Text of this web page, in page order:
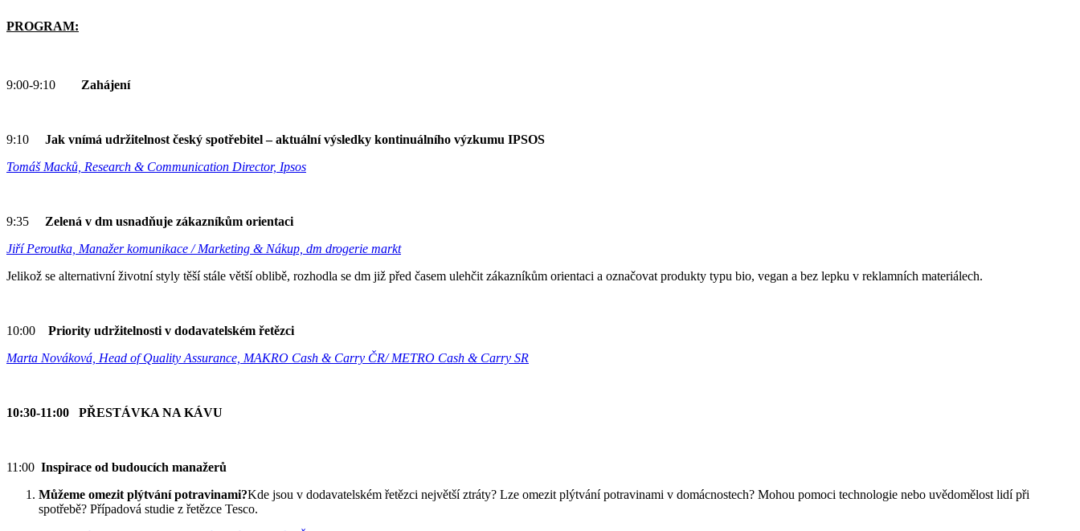
PROGRAM:
9:00-9:10 Zahájení
9:10 Jak vnímá udržitelnost český spotřebitel – aktuální výsledky kontinuálního výzkumu IPSOS
Tomáš Macků, Research & Communication Director, Ipsos
9:35 Zelená v dm usnadňuje zákazníkům orientaci
Jiří Peroutka, Manažer komunikace / Marketing & Nákup, dm drogerie markt
Jelikož se alternativní životní styly těší stále větší oblibě, rozhodla se dm již před časem ulehčit zákazníkům orientaci a označovat produkty typu bio, vegan a bez lepku v reklamních materiálech.
10:00
Priority udržitelnosti v dodavatelském řetězci
Marta Nováková, Head of Quality Assurance, MAKRO Cash & Carry ČR/ METRO Cash & Carry SR
10:30-11:00 PŘESTÁVKA NA KÁVU
11:00 Inspirace od budoucích manažerů
Můžeme omezit plýtvání potravinami?Kde jsou v dodavatelském řetězci největší ztráty? Lze omezit plýtvání potravinami v domácnostech? Mohou pomoci technologie nebo uvědomělost lidí při
spotřebě? Případová studie z řetězce Tesco.